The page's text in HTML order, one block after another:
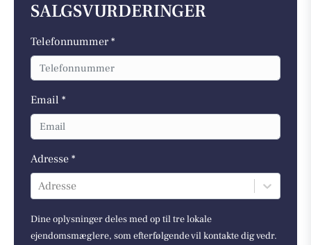
SALGSVURDERINGER
Telefonnummer *
Email *
Adresse *
Adresse
Dine oplysninger deles med op til tre lokale
ejendomsmæglere, som efterfølgende vil kontakte dig vedr.